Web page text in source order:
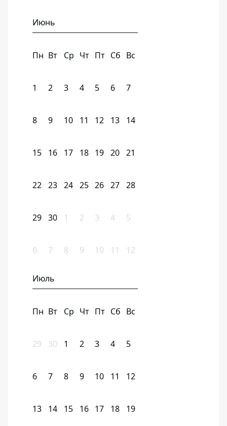
Июнь
Пн Вт Ср Чт Пт Сб Вс
1 2 3 4 5 6 7
8 9 10 11 12 13 14
15 16 17 18 19 20 21
22 23 24 25 26 27 28
29 30 1 2 3 4 5
6 7 8 9 10 11 12
Июль
Пн Вт Ср Чт Пт Сб Вс
29 30 1 2 3 4 5
6 7 8 9 10 11 12
13 14 15 16 17 18 19